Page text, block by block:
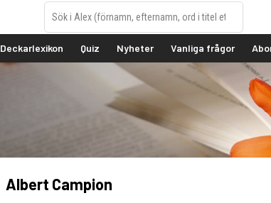
Deckarlexikon Quiz Nyheter Vanliga frågor
Albert Campion